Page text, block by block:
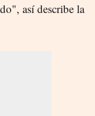
así describe la